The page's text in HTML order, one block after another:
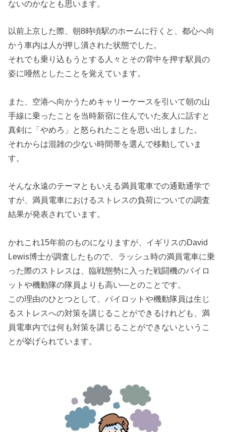
ないのかなとも思います。
以前上京した際、朝8時頃駅のホームに行くと、都心へ向
かう車内は人が押し潰された状態でした。
それでも乗り込もうとする人々とその背中を押す駅員の
姿に唖然としたことを覚えています。
また、空港へ向かうためキャリーケースを引いて朝の山
手線に乗ったことを当時新宿に住んでいた友人に話すと
真剣に「やめろ」と怒られたことを思い出しました。
それからは混雑の少ない時間帯を選んで移動していま
す。
そんな永遠のテーマともいえる満員電車での通勤通学で
すが、満員電車におけるストレスの負荷についての調査
結果が発表されています。
かれこれ15年前のものになりますが、イギリスのDavid
Lewis博士が調査したもので、ラッシュ時の満員電車に乗
った際のストレスは、臨戦態勢に入った戦闘機のパイロ
ットや機動隊の隊員よりも高い―とのことです。
この理由のひとつとして、パイロットや機動隊員は生じ
るストレスへの対策を講じることができるけれども、満
員電車内では何も対策を講じることができないというこ
とが挙げられています。